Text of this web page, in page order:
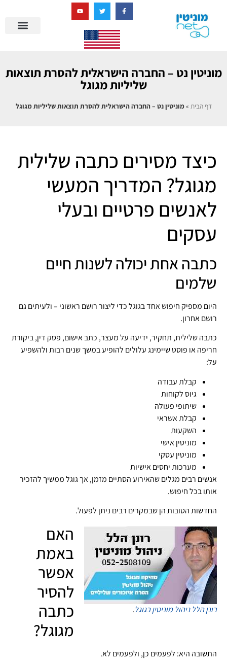
מוניטין נט – החברה הישראלית להסרת תוצאות
שליליות מגוגל
דף הבית »מוניטין נט – החברה הישראלית להסרת תוצאות שליליות מגוגל
כיצד מסירים כתבה שלילית
מגוגל? המדריך המעשי
לאנשים פרטיים ובעלי
עסקים
כתבה אחת יכולה לשנות חיים
שלמים
היום מספיק חיפוש אחד בגוגל כדי ליצור רושם ראשוני – ולעיתים גם
רושם אחרון.
כתבה שלילית, תחקיר, ידיעה על מעצר, כתב אישום, פסק דין, ביקורת
חריפה או פוסט שיימינג עלולים להופיע במשך שנים רבות ולהשפיע
על:
קבלת עבודה
גיוס לקוחות
שיתופי פעולה
קבלת אשראי
השקעות
מוניטין אישי
מוניטין עסקי
מערכות יחסים אישיות
אנשים רבים מגלים שהאירוע הסתיים מזמן, אך גוגל ממשיך להזכיר
אותו בכל חיפוש.
החדשות הטובות הן שבמקרים רבים ניתן לפעול.
רונן הלל ניהול מוניטין בגוגל.
האם
באמת
אפשר
להסיר
כתבה
מגוגל?
התשובה היא: לפעמים כן, ולפעמים לא.